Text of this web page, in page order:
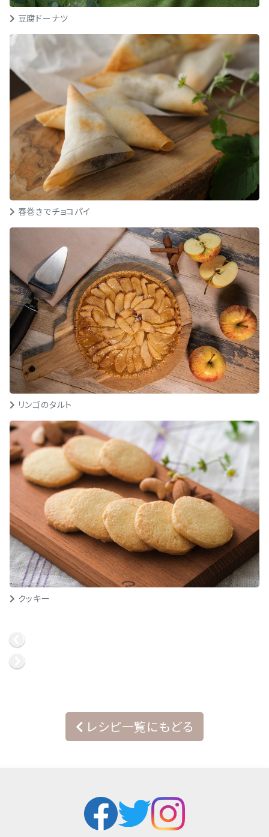
豆腐ドーナツ
春巻きでチョコパイ
リンゴのタルト
クッキー
レシピ一覧にもどる